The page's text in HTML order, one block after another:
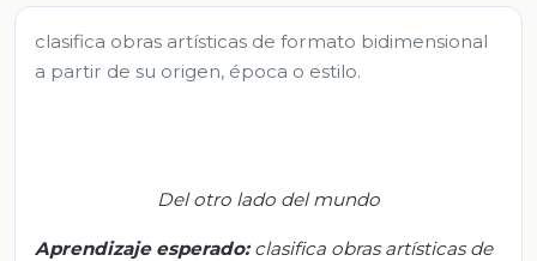
clasifica obras artísticas de formato bidimensional
a partir de su origen, época o estilo.
Del otro lado del mundo
Aprendizaje esperado: clasifica obras artísticas de